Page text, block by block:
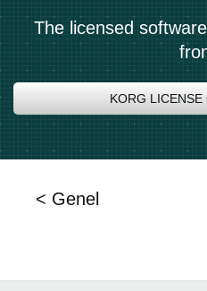
The licensed
KORG
< Genel